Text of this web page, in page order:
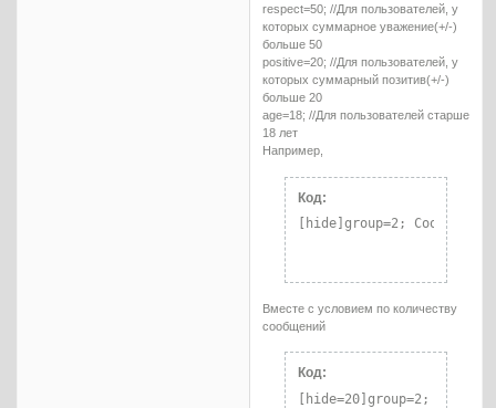
respect=50; //Для пользователей, у
которых суммарное уважение(+/-)
больше 50
positive=20; //Для пользователей, у
которых суммарный позитив(+/-)
больше 20
age=18; //Для пользователей старше
18 лет
Например,
Код:
[hide]group=2;
Вместе с условием по количеству
сообщений
Код:
[hide=20]group=2;